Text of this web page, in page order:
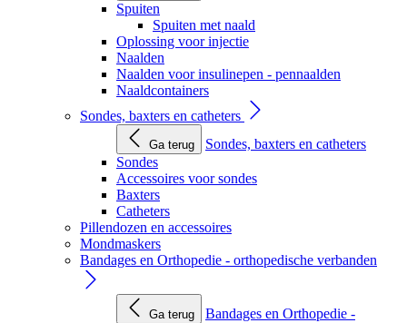
Spuiten
Spuiten met naald
Oplossing voor injectie
Naalden
Naalden voor insulinepen - pennaalden
Naaldcontainers
Sondes, baxters en catheters
Ga terug
Sondes, baxters en catheters
Sondes
Accessoires voor sondes
Baxters
Catheters
Pillendozen en accessoires
Mondmaskers
Bandages en Orthopedie - orthopedische verbanden
Ga terug
Bandages en Orthopedie -